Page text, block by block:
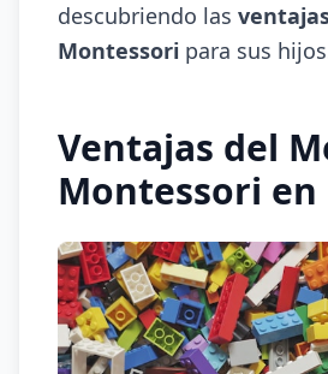
descubriendo las
Montessori para sus
Ventajas del
Montessori en